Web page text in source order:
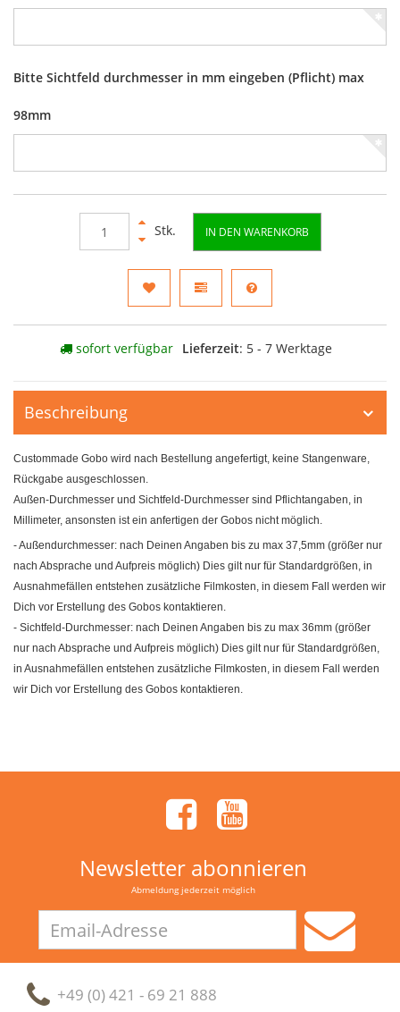
Bitte Sichtfeld durchmesser in mm eingeben (Pflicht) max
98mm
Stk. IN DEN WARENKORB
sofort verfügbar Lieferzeit: 5 - 7 Werktage
Beschreibung
Custommade Gobo wird nach Bestellung angefertigt, keine Stangenware,
Rückgabe ausgeschlossen.
Außen-Durchmesser und Sichtfeld-Durchmesser sind Pflichtangaben, in
Millimeter, ansonsten ist ein anfertigen der Gobos nicht möglich.
- Außendurchmesser: nach Deinen Angaben bis zu max 37,5mm (größer nur
nach Absprache und Aufpreis möglich) Dies gilt nur für Standardgrößen, in
Ausnahmefällen entstehen zusätzliche Filmkosten, in diesem Fall werden wir
Dich vor Erstellung des Gobos kontaktieren.
- Sichtfeld-Durchmesser: nach Deinen Angaben bis zu max 36mm (größer
nur nach Absprache und Aufpreis möglich) Dies gilt nur für Standardgrößen,
in Ausnahmefällen entstehen zusätzliche Filmkosten, in diesem Fall werden
wir Dich vor Erstellung des Gobos kontaktieren.
Newsletter abonnieren
Abmeldung jederzeit möglich
Adresse
+49 (0) 421 - 69 21 888